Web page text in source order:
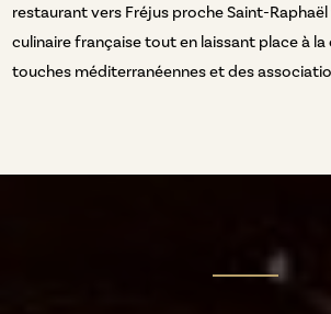
restaurant vers Fréjus proche Saint-
culinaire française tout en laissant place à
touches méditerranéennes et des